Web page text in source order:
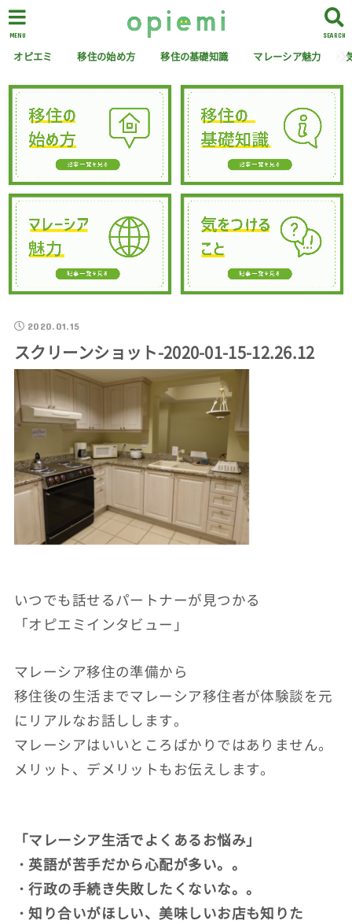
SEARCH
MENU
オピエミ 移住の始め方 移住の基礎知識 マレーシア魅力
2020.01.15
スクリーンショット-2020-01-15-12.26.12
いつでも話せるパートナーが見つかる
「オピエミインタビュー」
マレーシア移住の準備から
移住後の生活までマレーシア移住者が体験談を元
にリアルなお話しします。
マレーシアはいいところばかりではありません。
メリット、デメリットもお伝えします。
「マレーシア生活でよくあるお悩み」
・英語が苦手だから心配が多い。。
・行政の手続き失敗したくないな。。
・知り合いがほしい、美味しいお店も知りた